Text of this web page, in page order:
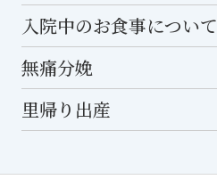
入院中のお食事について
無痛分娩
里帰り出産